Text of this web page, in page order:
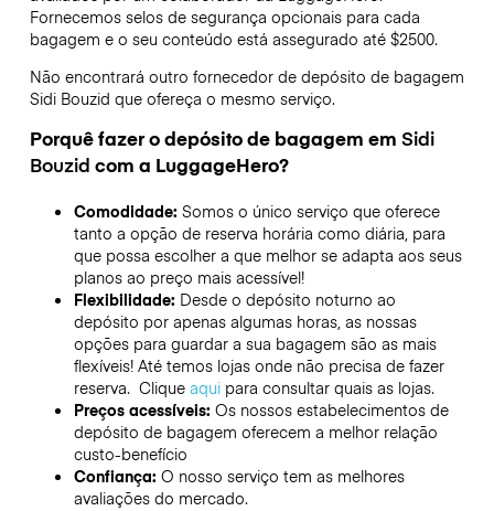
Fornecemos selos de segurança opcionais para cada
bagagem e o seu conteúdo está assegurado até $2500.
Não encontrará outro fornecedor de depósito de bagagem
Sidi Bouzid que ofereça o mesmo serviço.
Porquê fazer o depósito de bagagem em Sidi
Bouzid com a LuggageHero?
Comodidade: Somos o único serviço que oferece
tanto a opção de reserva horária como diária, para
que possa escolher a que melhor se adapta aos seus
planos ao preço mais acessível!
Flexibilidade: Desde o depósito noturno ao
depósito por apenas algumas horas, as nossas
opções para guardar a sua bagagem são as mais
flexíveis! Até temos lojas onde não precisa de fazer
reserva. Clique aquipara consultar quais as lojas.
Preços acessíveis: Os nossos estabelecimentos de
depósito de bagagem oferecem a melhor relação
custo-benefício
Confiança: O nosso serviço tem as melhores
avaliações do mercado.